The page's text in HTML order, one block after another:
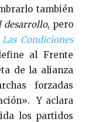
también
desarrollo, pero
Las Condiciones
al Frente
de la alianza
forzadas
Y aclara
los partidos